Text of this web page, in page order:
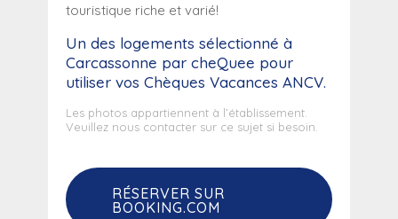
touristique riche et varié!
Un des logements sélectionné à
Carcassonne par cheQuee pour
utiliser vos Chèques Vacances ANCV.
Les photos appartiennent à l’établissement.
Veuillez nous contacter sur ce sujet si besoin.
RÉSERVER SUR
BOOKING.COM